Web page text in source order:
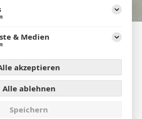
von der
Montage.
& Medien
akzeptieren
Alle ablehnen
Speichern